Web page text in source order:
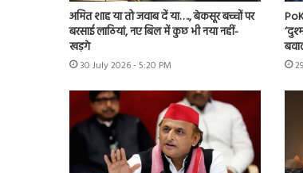
अमित शाह या तो जवाब दें या…., बेकसूर बच्चों पर
बरसाई लाठियां, नए बिल में कुछ भी नया नहीं-
खड़गे
30 July 2026 - 5:20 PM